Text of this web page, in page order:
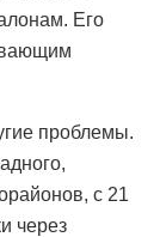
Его
проблемы.
с 21
через